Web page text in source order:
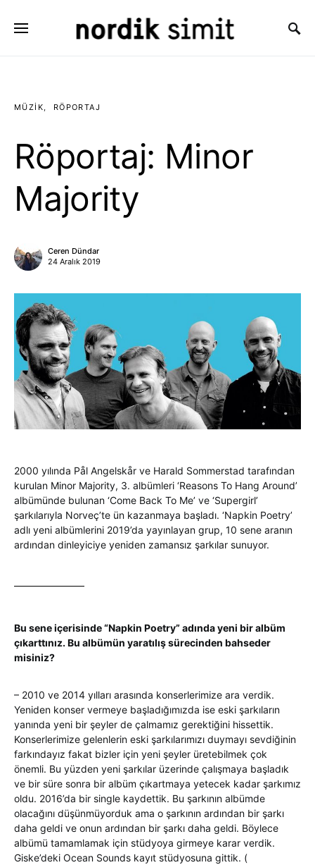
MÜZIK RÖPORTAJ
Röportaj: Minor
Majority
Ceren Dündar
24 Aralık 2019
2000 yılında Pål Angelskår ve Harald Sommerstad tarafından
kurulan Minor Majority, 3. albümleri ‘Reasons To Hang Around’
albümünde bulunan ‘Come Back To Me’ ve ‘Supergirl’
şarkılarıyla Norveç’te ün kazanmaya başladı. ‘Napkin Poetry’
adlı yeni albümlerini 2019’da yayınlayan grup, 10 sene aranın
ardından dinleyiciye yeniden zamansız şarkılar sunuyor.
Bu sene içerisinde “Napkin Poetry” adında yeni bir albüm
çıkarttınız. Bu albümün yaratılış sürecinden bahseder
misiniz?
– 2010 ve 2014 yılları arasında konserlerimize ara verdik.
Yeniden konser vermeye başladığımızda ise eski şarkıların
yanında yeni bir şeyler de çalmamız gerektiğini hissettik.
Konserlerimize gelenlerin eski şarkılarımızı duymayı sevdiğinin
farkındayız fakat bizler için yeni şeyler üretebilmek çok
önemli. Bu yüzden yeni şarkılar üzerinde çalışmaya başladık
ve bir süre sonra bir albüm çıkartmaya yetecek kadar şarkımız
oldu. 2016’da bir single kaydettik. Bu şarkının albümde
olacağını düşünmüyorduk ama o şarkının ardından bir şarkı
daha geldi ve onun ardından bir şarkı daha geldi. Böylece
albümü tamamlamak için stüdyoya girmeye karar verdik.
Giske’deki Ocean Sounds kayıt stüdyosuna gittik. (